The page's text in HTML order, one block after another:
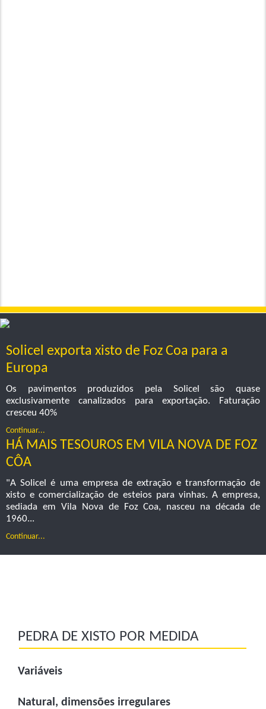
Solicel exporta xisto de Foz Coa para a
Europa
Os pavimentos produzidos pela Solicel são quase
exclusivamente canalizados para exportação. Faturação
cresceu 40%
Continuar...
HÁ MAIS TESOUROS EM VILA NOVA DE FOZ
CÔA
"A Solicel é uma empresa de extração e transformação de
xisto e comercialização de esteios para vinhas. A empresa,
sediada em Vila Nova de Foz Coa, nasceu na década de
1960...
Continuar...
PEDRA DE XISTO POR MEDIDA
Variáveis
Natural, dimensões irregulares